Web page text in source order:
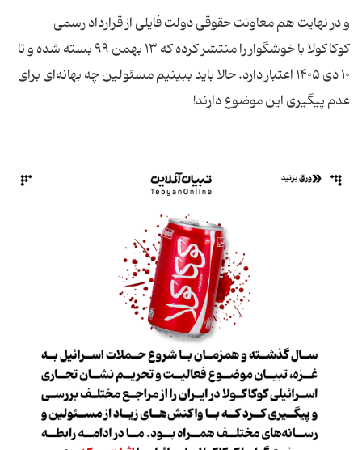
و در نهایت هم معاونت حقوقی دولت فایلی از قرارداد رسمی
کوکاکولا با خوشگوار را منتشر کرده که ۱۳ بهمن ۹۹ بسته شده و تا
۱۰ دی ۱۴۰۵ اعتبار دارد. حالا باید ببینیم مسئولین چه بهانه‌ای برای
عدم پیگیری این موضوع دارند!